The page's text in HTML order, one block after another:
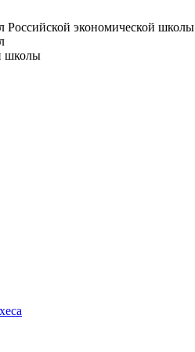
Российской экономической школы
школы